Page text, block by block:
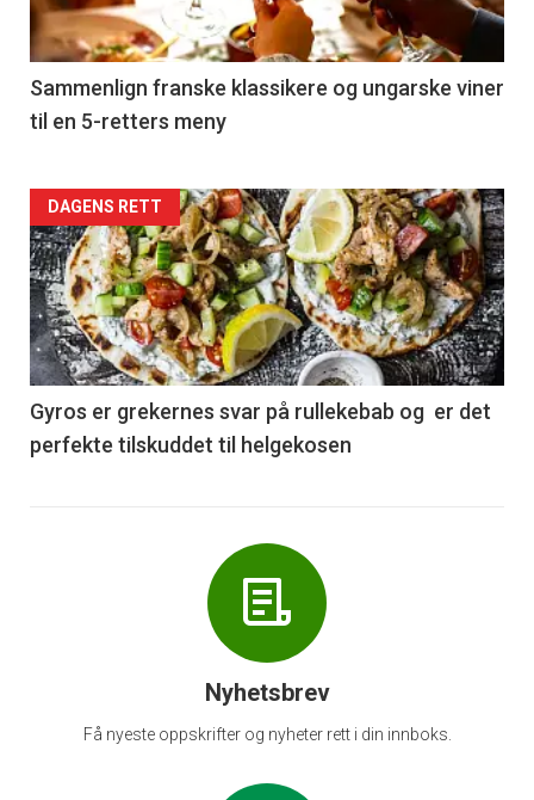
-
5
Sammenlign franske klassikere og ungarske viner
til en 5-retters meny
Forsiden
akkurat
nå
-
6
DAGENS RETT
Gyros er grekernes svar på rullekebab og er det
perfekte tilskuddet til helgekosen
Nyhetsbrev
Få nyeste oppskrifter og nyheter rett i din innboks.